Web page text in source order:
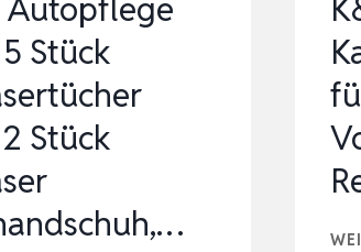
Autopflege
Stück
Stück